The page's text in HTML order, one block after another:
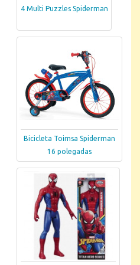
4 Multi Puzzles Spiderman
Bicicleta Toimsa Spiderman
16 polegadas